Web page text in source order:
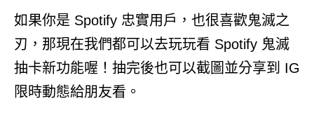
如果你是 Spotify 忠實用戶，也很喜歡鬼滅之
刃，那現在我們都可以去玩玩看 Spotify 鬼滅
抽卡新功能喔！抽完後也可以截圖並分享到 IG
限時動態給朋友看。